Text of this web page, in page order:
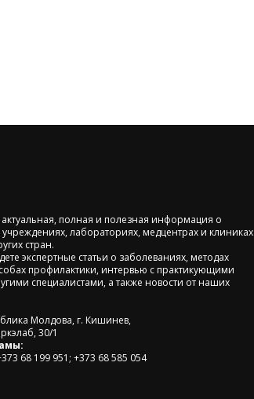
актуальная, полная и полезная информация о
лабораториях, медцентрах и клиниках
стран.
экспертные статьи о заболеваниях, методах
профилактики, интервью с практикующими
специалистами, а также новости от наших
Молдова, г. Кишинев,
30/1
68 199 951; +373 68 585 054